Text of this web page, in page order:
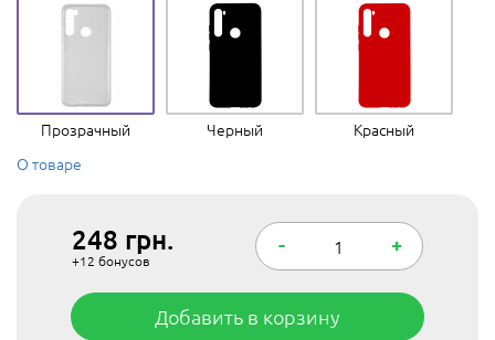
Прозрачный Черный
Красный
О товаре
248 грн.
+12 бонусов
- +
Добавить в корзину